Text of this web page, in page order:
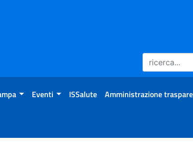
Eventi ISSalute Amministrazione